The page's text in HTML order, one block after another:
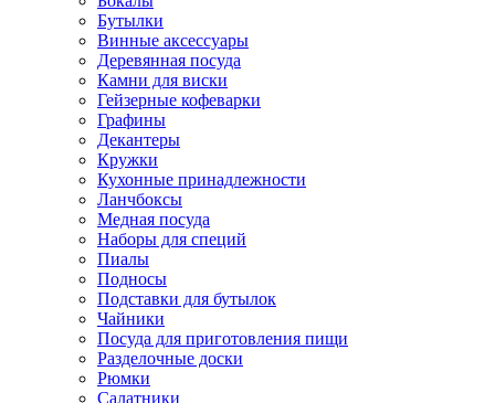
Бутылки
Винные аксессуары
Деревянная посуда
Камни для виски
Гейзерные кофеварки
Графины
Декантеры
Кружки
Кухонные принадлежности
Ланчбоксы
Медная посуда
Наборы для специй
Пиалы
Подносы
Подставки для бутылок
Чайники
Посуда для приготовления пищи
Разделочные доски
Рюмки
Салатники